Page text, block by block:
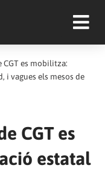
CGT es mobilitza:
i vagues els mesos de
CGT es
estatal